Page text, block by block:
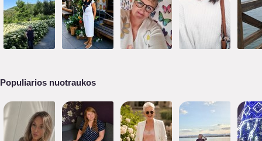
Populiarios nuotraukos